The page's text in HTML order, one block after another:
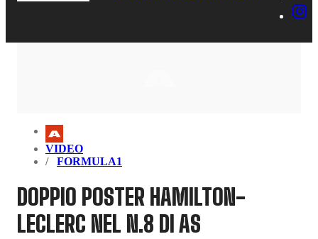
VIDEO
FORMULA1
DOPPIO POSTER HAMILTON-
LECLERC NEL N.8 DI AS